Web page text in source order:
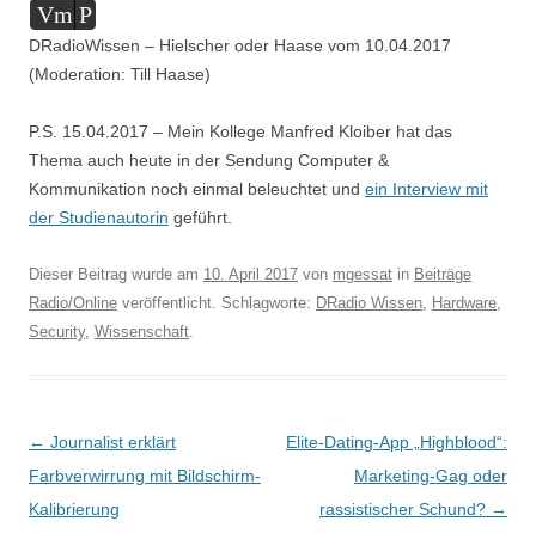
Audio-
Player
Vm P
DRadioWissen – Hielscher oder Haase vom 10.04.2017
(Moderation: Till Haase)
P.S. 15.04.2017 – Mein Kollege Manfred Kloiber hat das
Thema auch heute in der Sendung Computer &
Kommunikation noch einmal beleuchtet und ein Interview mit
der Studienautorin geführt.
Dieser Beitrag wurde am 10. April 2017 von mgessat in Beiträge
Radio/Online veröffentlicht. Schlagworte: DRadio Wissen, Hardware,
Security, Wissenschaft.
Beitragsnavigation
← Journalist erklärt
Farbverwirrung mit Bildschirm-
Kalibrierung
Elite-Dating-App „Highblood“:
Marketing-Gag oder
rassistischer Schund? →